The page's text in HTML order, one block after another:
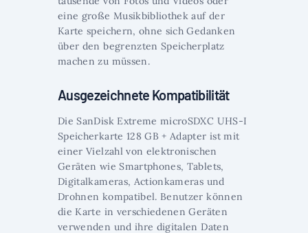
eine große Musikbibliothek auf der
Karte speichern, ohne sich Gedanken
über den begrenzten Speicherplatz
machen zu müssen.
Ausgezeichnete Kompatibilität
Die SanDisk Extreme microSDXC UHS-I
Speicherkarte 128 GB + Adapter ist mit
einer Vielzahl von elektronischen
Geräten wie Smartphones, Tablets,
Digitalkameras, Actionkameras und
Drohnen kompatibel. Benutzer können
die Karte in verschiedenen Geräten
verwenden und ihre digitalen Daten